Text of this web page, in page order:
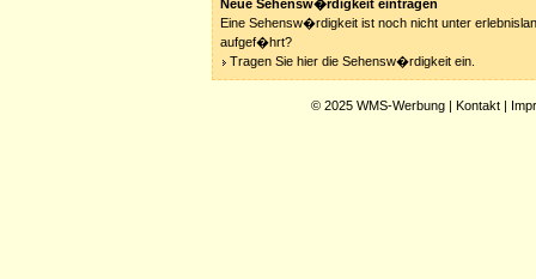
Neue Sehensw�rdigkeit eintragen
Eine Sehensw�rdigkeit ist noch nicht unter
aufgef�hrt?
Tragen Sie hier die Sehensw�rdigkeit ein.
© 2025 WMS-Werbung | Kontakt |